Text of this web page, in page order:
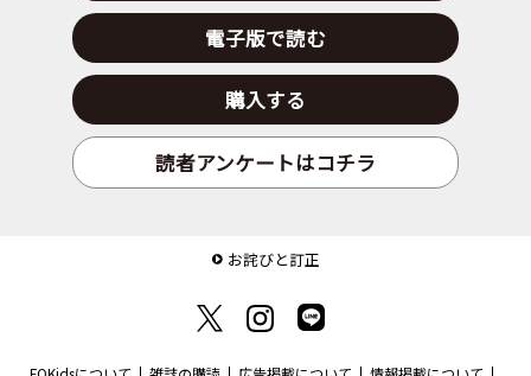
電子版で読む
購入する
読者アンケートはコチラ
お詫びと訂正